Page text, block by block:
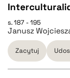
CZYSTY TEKST
pobierz cytat
s. 187 - 195
Janusz
Zacytuj